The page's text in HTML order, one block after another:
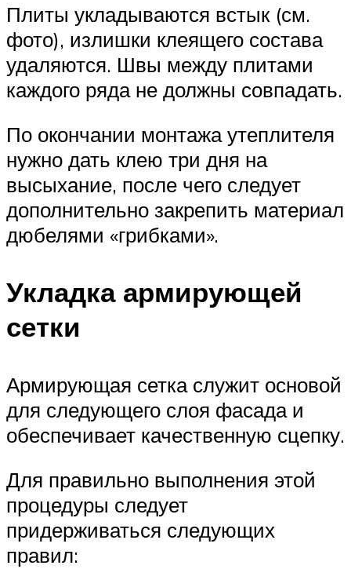
Плиты укладываются встык (см.
фото), излишки клеящего состава
удаляются. Швы между плитами
каждого ряда не должны совпадать.
По окончании монтажа утеплителя
нужно дать клею три дня на
высыхание, после чего следует
дополнительно закрепить материал
дюбелями «грибками».
Укладка армирующей
сетки
Армирующая сетка служит основой
для следующего слоя фасада и
обеспечивает качественную сцепку.
Для правильно выполнения этой
процедуры следует
придерживаться следующих
правил: